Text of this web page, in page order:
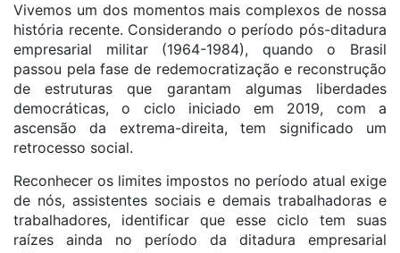
Vivemos um dos momentos mais complexos de nossa
história recente. Considerando o período pós-ditadura
empresarial militar (1964-1984), quando o Brasil
passou pela fase de redemocratização e reconstrução
de estruturas que garantam algumas liberdades
democráticas, o ciclo iniciado em 2019, com a
ascensão da extrema-direita, tem significado um
retrocesso social.
Reconhecer os limites impostos no período atual exige
de nós, assistentes sociais e demais trabalhadoras e
trabalhadores, identificar que esse ciclo tem suas
raízes ainda no período da ditadura empresarial